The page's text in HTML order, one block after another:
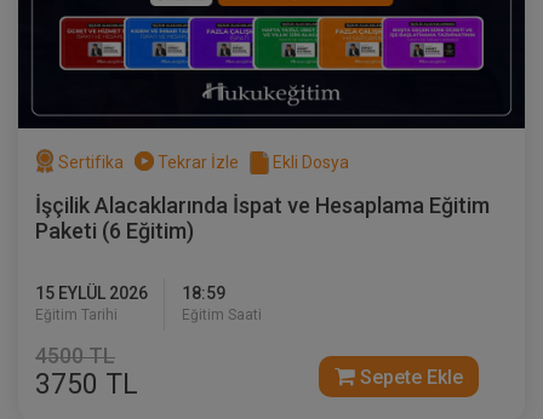
Sertifika Tekrar İzle Ekli Dosya
İşçilik Alacaklarında İspat ve Hesaplama Eğitim
Paketi (6 Eğitim)
15 EYLÜL 2026
Eğitim Tarihi
18:59
Eğitim Saati
4500 TL
3750 TL Sepete Ekle